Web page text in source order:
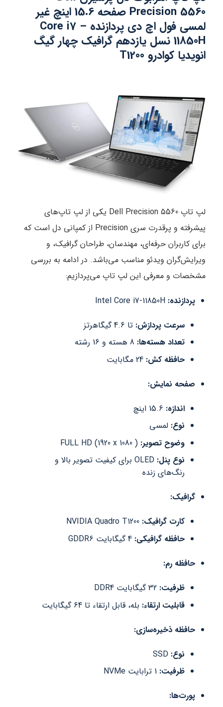
Precision 5560 صفحه 15.6 اینچ غیر
لمسی فول اچ دی پردازنده Core i7 –
11850H نسل یازدهم گرافیک چهار گیگ
انویدیا کوادرو T1200
لپ تاپ Dell Precision 5560 یکی از لپ تاپ‌های
پیشرفته و پرقدرت سری Precision از کمپانی دل است که
برای کاربران حرفه‌ای، مهندسان، طراحان گرافیک، و
ویرایش‌گران ویدئو مناسب می‌باشد. در ادامه به بررسی
مشخصات و معرفی این لپ تاپ می‌پردازیم:
پردازنده:
سرعت پردازش: تا 4.6 گیگاهرتز
تعداد هسته‌ها:
حافظه کش:
صفحه نمایش:
اندازه:
نوع: لمسی
وضوح تصویر:
نوع پنل:
OLED برای کیفیت تصویر بالا و
رنگ‌های زنده
گرافیک:
کارت گرافیک:
حافظه گرافیکی:
حافظه رم:
ظرفیت:
قابلیت ارتقاء: بله، قابل ارتقاء تا 64 گیگابایت
حافظه ذخیره‌سازی:
نوع:
ظرفیت:
پورت‌ها: